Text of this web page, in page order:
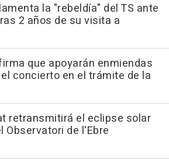
la "rebeldía" del TS ante
2 años de su visita a
que apoyarán enmiendas
concierto en el trámite de la
retransmitirá el eclipse solar
Observatori de l'Ebre